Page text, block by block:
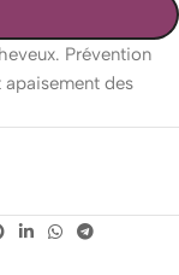
Prévention
apaisement des